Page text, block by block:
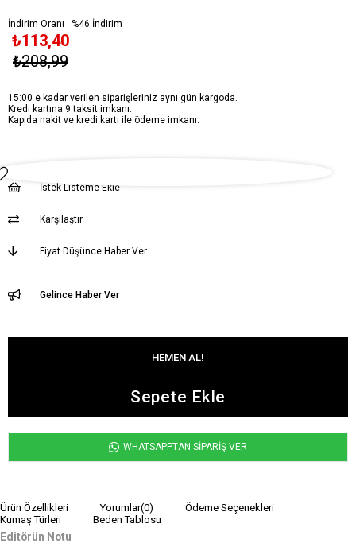
İndirim Oranı : %46 İndirim
₺208,99
₺113,40
15:00 e kadar verilen siparişleriniz aynı gün kargoda.
Kredi kartına 9 taksit imkanı.
Kapıda nakit ve kredi kartı ile ödeme imkanı.
İstek Listeme Ekle
Karşılaştır
Fiyat Düşünce Haber Ver
Gelince Haber Ver
WHATSAPPTAN SİPARİŞ VER
Ürün Özellikleri Yorumlar(0)
Ödeme Seçenekleri
Kumaş Türleri
Beden Tablosu
Editörün Notu